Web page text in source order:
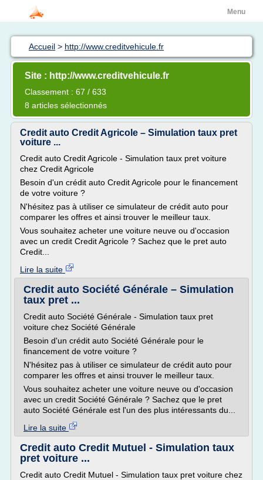
Menu
Accueil > http://www.creditvehicule.fr
Site : http://www.creditvehicule.fr
Classement : 67 / 633
8 articles sélectionnés
Credit auto Credit Agricole – Simulation taux pret
voiture ...
Credit auto Credit Agricole - Simulation taux pret voiture
chez Credit Agricole
Besoin d'un crédit auto Credit Agricole pour le financement
de votre voiture ?
N'hésitez pas à utiliser ce simulateur de crédit auto pour
comparer les offres et ainsi trouver le meilleur taux.
Vous souhaitez acheter une voiture neuve ou d'occasion
avec un credit Credit Agricole ? Sachez que le pret auto
Credit...
Lire la suite
Credit auto Société Générale – Simulation
taux pret ...
Credit auto Société Générale - Simulation taux pret
voiture chez Société Générale
Besoin d'un crédit auto Société Générale pour le
financement de votre voiture ?
N'hésitez pas à utiliser ce simulateur de crédit auto pour
comparer les offres et ainsi trouver le meilleur taux.
Vous souhaitez acheter une voiture neuve ou d'occasion
avec un credit Société Générale ? Sachez que le pret
auto Société Générale est l'un des plus intéressants du...
Lire la suite
Credit auto Credit Mutuel - Simulation taux
pret voiture ...
Credit auto Credit Mutuel - Simulation taux pret voiture chez